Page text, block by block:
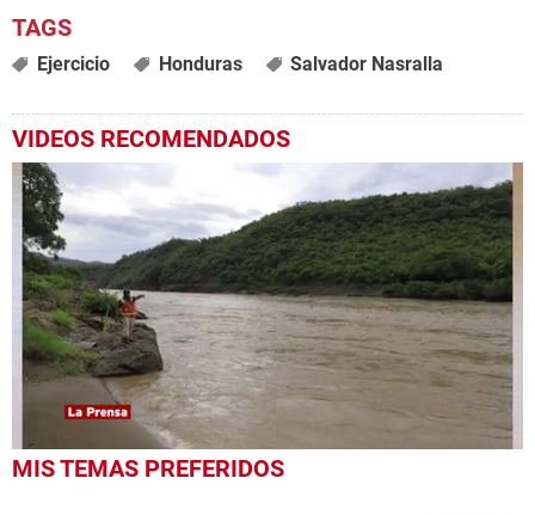
Ejercicio Honduras Salvador Nasralla
VIDEOS RECOMENDADOS
0
seconds
MIS TEMAS PREFERIDOS